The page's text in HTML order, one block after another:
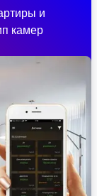
и
камер